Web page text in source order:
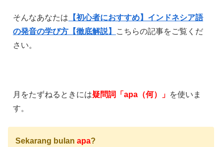
そんなあなたは 【初心者におすすめ】インドネシア語
の発音の学び方【徹底解説】
こちらの記事をご覧くだ
さい。
月をたずねるときには疑問詞「apa（何）」 を使いま
す。
Sekarang bulan apa?